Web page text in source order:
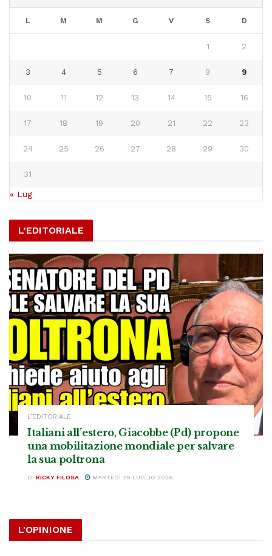
L M M G V S D
1 2
3 4 5 6 7 8 9
10 11 12 13 14 15 16
17 18 19 20 21 22 23
24 25 26 27 28 29 30
31
« Lug
L’EDITORIALE
L’EDITORIALE
Italiani all’estero, Giacobbe (Pd) propone
una mobilitazione mondiale per salvare
la sua poltrona
DI RICKY FILOSA MARTEDÌ 28 LUGLIO 2026
L'OPINIONE